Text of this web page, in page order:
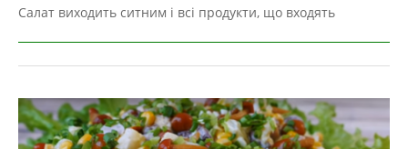
Салат виходить ситним і всі продукти, що входять